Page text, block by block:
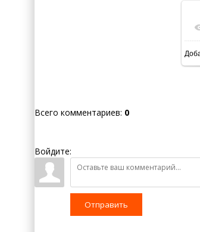
Всего комментариев: 0
Войдите:
Отправить